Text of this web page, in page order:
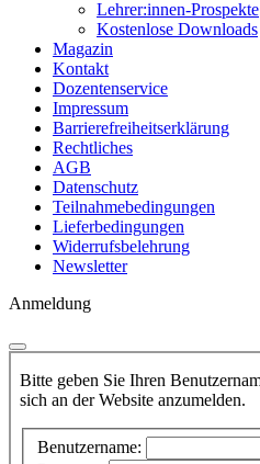
Lehrer:innen-Prospekte
Kostenlose Downloads
Magazin
Kontakt
Dozentenservice
Impressum
Barrierefreiheitserklärung
Rechtliches
AGB
Datenschutz
Teilnahmebedingungen
Lieferbedingungen
Widerrufsbelehrung
Newsletter
Anmeldung